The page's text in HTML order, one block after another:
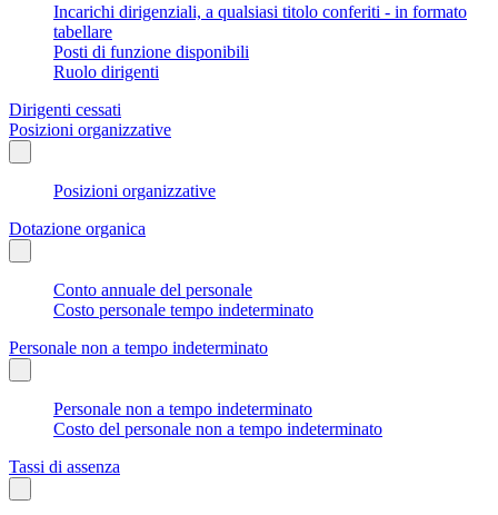
Incarichi dirigenziali, a qualsiasi titolo conferiti - in formato
tabellare
Posti di funzione disponibili
Ruolo dirigenti
Dirigenti cessati
Posizioni organizzative
Posizioni organizzative
Dotazione organica
Conto annuale del personale
Costo personale tempo indeterminato
Personale non a tempo indeterminato
Personale non a tempo indeterminato
Costo del personale non a tempo indeterminato
Tassi di assenza